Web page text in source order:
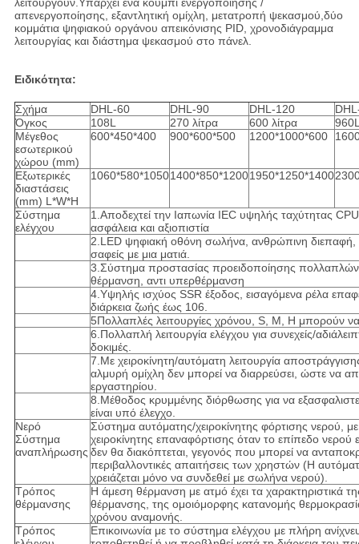
λειτουργούν.Υπάρχει ένα κουμπί ενεργοποίησης /
απενεργοποίησης, εξαντλητική ομίχλη, μετατροπή ψεκασμού,δύο
κομμάτια ψηφιακού οργάνου απεικόνισης PID, χρονοδιάγραμμα
λειτουργίας και διάστημα ψεκασμού στο πάνελ.
Ειδικότητα:
Σχήμα DHL-60 DHL-90 DHL-120
Όγκος
108L 270 λίτρα 600 λίτρα
Μέγεθος
εσωτερικού
χώρου (mm)
600*450*400 900*600*500 1200*1000*600
Εξωτερικές
διαστάσεις
(mm) L*W*H
1060*580*10501400*850*12001950*1250*1400
Σύστημα
ελέγχου
1.Αποδεχτεί την Ιαπωνία IEC υψηλής ταχύτητας
ασφάλεια και αξιοπιστία
2.LED ψηφιακή οθόνη σωλήνα, ανθρώπινη διεπαφή,
σαφείς με μια ματιά.
3.Σύστημα προστασίας προειδοποίησης
θέρμανση, αντι υπερθέρμανση
4.Υψηλής ισχύος SSR έξοδος, εισαγόμενα ρέλα
διάρκεια ζωής έως 106.
5Πολλαπλές λειτουργίες χρόνου, S, M, H μπορούν
6.Πολλαπλή λειτουργία ελέγχου για συνεχείς/
δοκιμές.
7.Με χειροκίνητη/αυτόματη λειτουργία
αλμυρή ομίχλη δεν μπορεί να διαρρεύσει, ώστε να
εργαστηρίου.
8.Μέθοδος κρυμμένης διόρθωσης για να
είναι υπό έλεγχο.
Νερό
Σύστημα
αναπλήρωσης
Σύστημα αυτόματης/χειροκίνητης φόρτισης νερού,
χειροκίνητης επαναφόρτισης όταν το επίπεδο νερού
δεν θα διακόπτεται, γεγονός που μπορεί να
περιβαλλοντικές απαιτήσεις των χρηστών (Η
χρειάζεται μόνο να συνδεθεί με σωλήνα νερού).
Τρόπος
θέρμανσης
Η άμεση θέρμανση με ατμό έχει τα χαρακτηριστικά
θέρμανσης, της ομοιόμορφης κατανομής
χρόνου αναμονής.
Τρόπος
Επικοινωνία με το σύστημα ελέγχου με πλήρη